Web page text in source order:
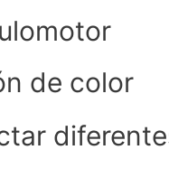
de color